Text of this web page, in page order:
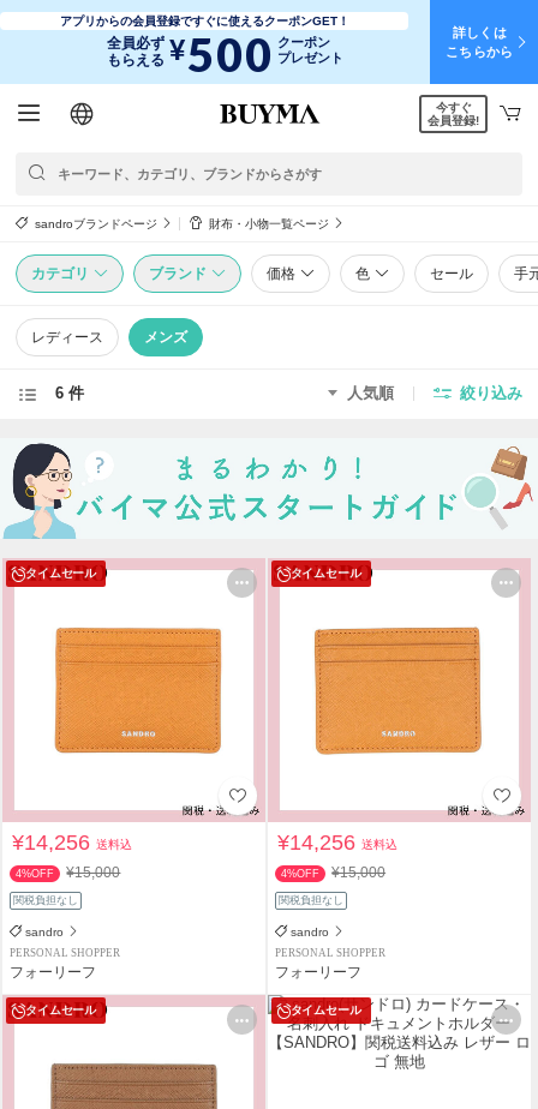
アプリからの会員登録ですぐに使えるクーポンGET！
全員必ず
もらえる ¥500 クーポン
プレゼント
詳しくは
こちらから
日本語
English
简体中文
繁體中文
今すぐ
会員登録!
sandroブランドページ 財布・小物一覧ページ
カテゴリ ブランド 価格 色 セール 手
レディース メンズ
6 件 人気順 絞り込み
タイムセール
¥14,256送料込
4%OFF ¥15,000
関税負担なし
sandro
PERSONAL SHOPPER
フォーリーフ
タイムセール
¥14,256送料込
4%OFF ¥15,000
関税負担なし
sandro
PERSONAL SHOPPER
フォーリーフ
タイムセール タイムセール